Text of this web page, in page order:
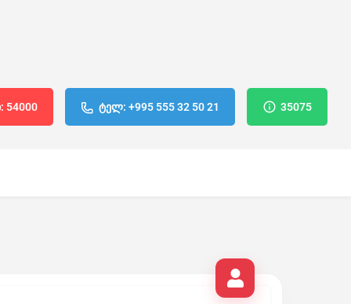
54000 ტელ: +995 555 32 50 21 35075